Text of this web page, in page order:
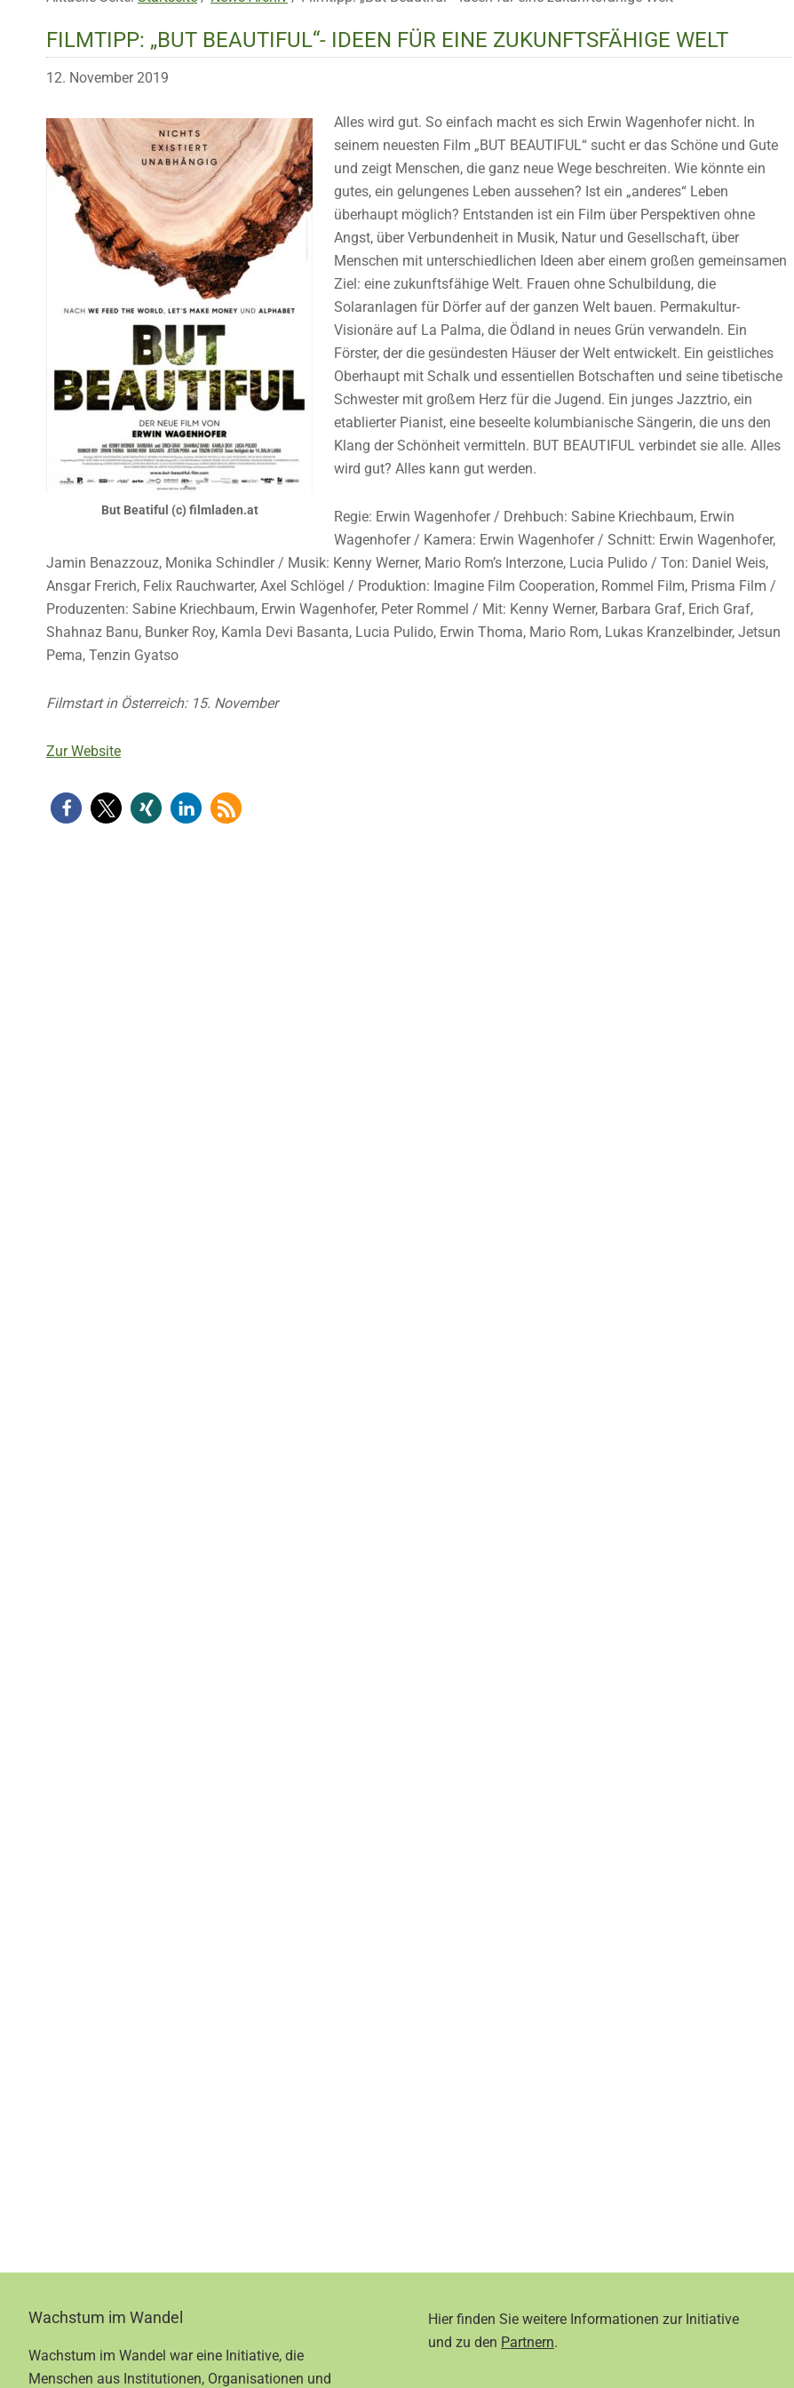
FILMTIPP: „BUT BEAUTIFUL“- IDEEN FÜR EINE ZUKUNFTSFÄHIGE WELT
12. November 2019
But Beatiful (c) filmladen.at
Alles wird gut. So einfach macht es sich Erwin Wagenhofer nicht. In
seinem neuesten Film „BUT BEAUTIFUL“ sucht er das Schöne und Gute
und zeigt Menschen, die ganz neue Wege beschreiten. Wie könnte ein
gutes, ein gelungenes Leben aussehen? Ist ein „anderes“ Leben
überhaupt möglich? Entstanden ist ein Film über Perspektiven ohne
Angst, über Verbundenheit in Musik, Natur und Gesellschaft, über
Menschen mit unterschiedlichen Ideen aber einem großen gemeinsamen
Ziel: eine zukunftsfähige Welt. Frauen ohne Schulbildung, die
Solaranlagen für Dörfer auf der ganzen Welt bauen. Permakultur-
Visionäre auf La Palma, die Ödland in neues Grün verwandeln. Ein
Förster, der die gesündesten Häuser der Welt entwickelt. Ein geistliches
Oberhaupt mit Schalk und essentiellen Botschaften und seine tibetische
Schwester mit großem Herz für die Jugend. Ein junges Jazztrio, ein
etablierter Pianist, eine beseelte kolumbianische Sängerin, die uns den
Klang der Schönheit vermitteln. BUT BEAUTIFUL verbindet sie alle. Alles
wird gut? Alles kann gut werden.
Regie: Erwin Wagenhofer / Drehbuch: Sabine Kriechbaum, Erwin
Wagenhofer / Kamera: Erwin Wagenhofer / Schnitt: Erwin Wagenhofer,
Jamin Benazzouz, Monika Schindler / Musik: Kenny Werner, Mario Rom’s Interzone, Lucia Pulido / Ton: Daniel Weis,
Ansgar Frerich, Felix Rauchwarter, Axel Schlögel / Produktion: Imagine Film Cooperation, Rommel Film, Prisma Film /
Produzenten: Sabine Kriechbaum, Erwin Wagenhofer, Peter Rommel / Mit: Kenny Werner, Barbara Graf, Erich Graf,
Shahnaz Banu, Bunker Roy, Kamla Devi Basanta, Lucia Pulido, Erwin Thoma, Mario Rom, Lukas Kranzelbinder, Jetsun
Pema, Tenzin Gyatso
Filmstart in Österreich: 15. November
Zur Website
FooterWachstum im Wandel
Wachstum im Wandel war eine Initiative, die
Menschen aus Institutionen, Organisationen und
Hier finden Sie weitere Informationen zur Initiative
und zu den Partnern.